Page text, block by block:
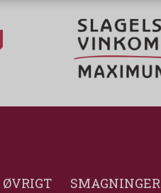
ØVRIGT SMAGNINGER